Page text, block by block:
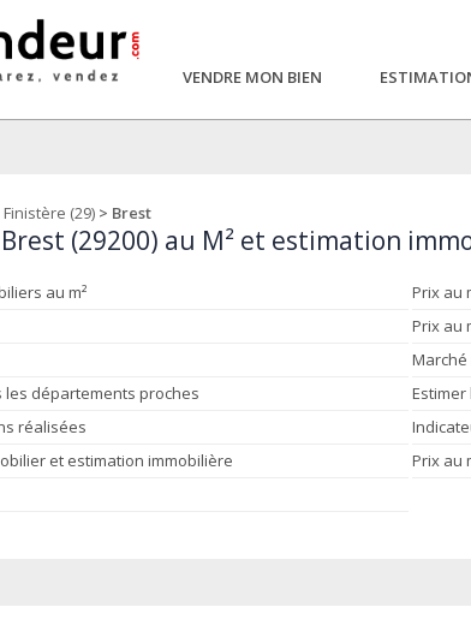
VENDRE MON BIEN
Finistère (29) > Brest
(29200) au M² et estimation
au m²
Prix au
Prix au
les départements proches
réalisées
et estimation immobilière
Prix au